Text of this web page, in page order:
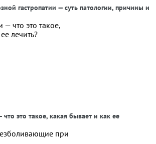
гастропатии — суть патологии, причины и
что это такое, какая бывает и как ее